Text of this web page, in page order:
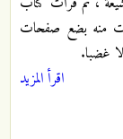
منه بضع صفحات
غضبا.
اقرأ المزيد